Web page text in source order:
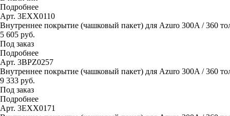
Подробнее
Арт. 3EXX0110
Внутреннее покрытие (чашковый пакет) для Azuro 300A / 360
5 605 руб.
Под заказ
Подробнее
Арт. 3BPZ0257
Внутреннее покрытие (чашковый пакет) для Azuro 300A / 360
9 333 руб.
Под заказ
Подробнее
Арт. 3EXX0171